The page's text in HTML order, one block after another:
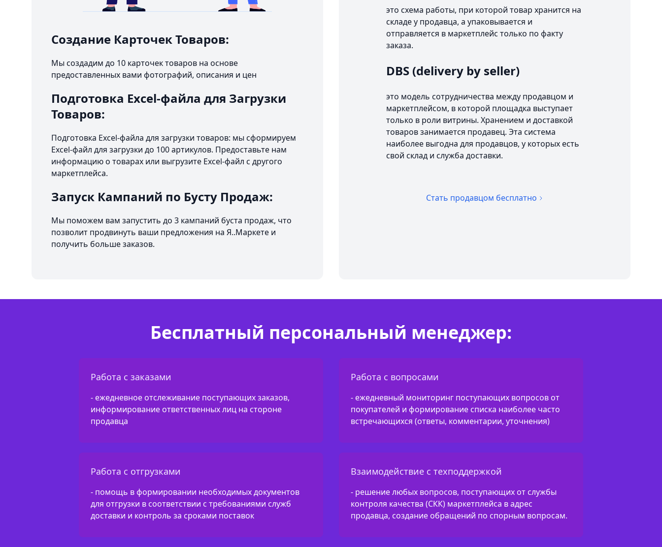
Создание Карточек Товаров:
Мы создадим до 10 карточек товаров на основе
предоставленных вами фотографий, описания и цен
Подготовка Excel-файла для Загрузки
Товаров:
Подготовка Excel-файла для загрузки товаров: мы сформируем
Excel-файл для загрузки до 100 артикулов. Предоставьте нам
информацию о товарах или выгрузите Excel-файл с другого
маркетплейса.
Запуск Кампаний по Бусту Продаж:
Мы поможем вам запустить до 3 кампаний буста продаж, что
позволит продвинуть ваши предложения на Я..Маркете и
получить больше заказов.
это схема работы, при которой товар хранится на
складе у продавца, а упаковывается и
отправляется в маркетплейс только по факту
заказа.
DBS (delivery by seller)
это модель сотрудничества между продавцом и
маркетплейсом, в которой площадка выступает
только в роли витрины. Хранением и доставкой
товаров занимается продавец. Эта система
наиболее выгодна для продавцов, у которых есть
свой склад и служба доставки.
Стать продавцом бесплатно
Бесплатный персональный менеджер:
Работа с заказами
- ежедневное отслеживание поступающих заказов,
информирование ответственных лиц на стороне
продавца
Работа с отгрузками
- помощь в формировании необходимых документов
для отгрузки в соответствии с требованиями служб
доставки и контроль за сроками поставок
Работа с вопросами
- ежедневный мониторинг поступающих вопросов от
покупателей и формирование списка наиболее часто
встречающихся (ответы, комментарии, уточнения)
Взаимодействие с техподдержкой
- решение любых вопросов, поступающих от службы
контроля качества (СКК) маркетплейса в адрес
продавца, создание обращений по спорным вопросам.